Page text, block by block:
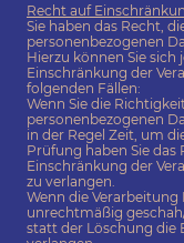
Recht auf
Sie haben das Recht,
personenbezogenen
Hierzu können Sie sich
Einschränkung der
folgenden Fällen:
Wenn Sie die
personenbezogenen
in der Regel Zeit, um
Prüfung haben Sie das
Einschränkung der
zu verlangen.
Wenn die
unrechtmäßig
statt der Löschung die